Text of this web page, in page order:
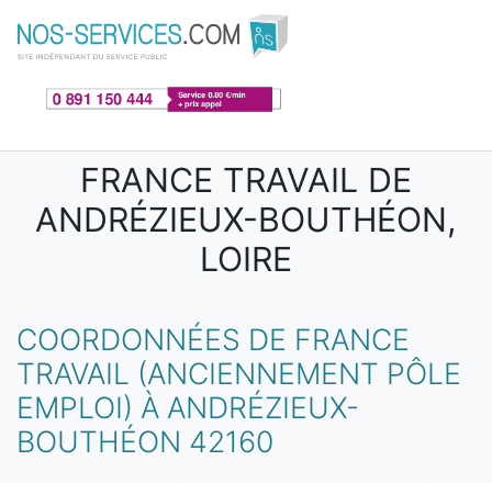
Aller au contenu principal
FRANCE TRAVAIL DE
ANDRÉZIEUX-BOUTHÉON,
LOIRE
COORDONNÉES DE FRANCE
TRAVAIL (ANCIENNEMENT PÔLE
EMPLOI) À ANDRÉZIEUX-
BOUTHÉON 42160